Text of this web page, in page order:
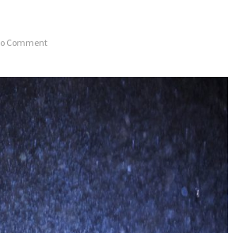
Comment